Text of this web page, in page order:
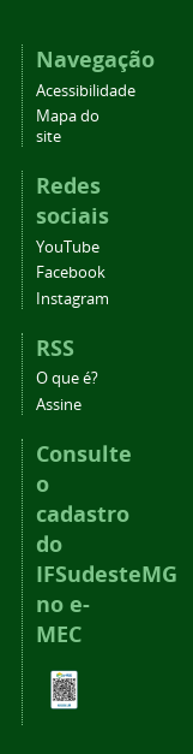
Navegação
Acessibilidade
Mapa do
site
Redes
sociais
YouTube
Facebook
Instagram
RSS
O que é?
Assine
Consulte
o
cadastro
do
IFSudesteMG
no e-
MEC